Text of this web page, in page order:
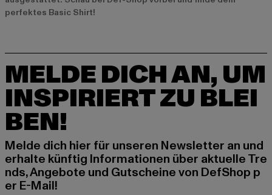
perfektes Basic Shirt!
MELDE DICH AN, UM
INSPIRIERT ZU BLEI
BEN!
Melde dich hier für unseren Newsletter an und
erhalte künftig Informationen über aktuelle Tre
nds, Angebote und Gutscheine von DefShop p
er E-Mail!